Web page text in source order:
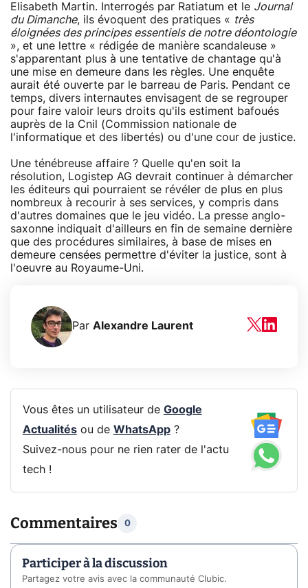
Elisabeth Martin. Interrogés par Ratiatum et le Journal
du Dimanche, ils évoquent des pratiques « très
éloignées des principes essentiels de notre déontologie
», et une lettre « rédigée de manière scandaleuse »
s'apparentant plus à une tentative de chantage qu'à
une mise en demeure dans les règles. Une enquête
aurait été ouverte par le barreau de Paris. Pendant ce
temps, divers internautes envisagent de se regrouper
pour faire valoir leurs droits qu'ils estiment bafoués
auprès de la Cnil (Commission nationale de
l'informatique et des libertés) ou d'une cour de justice.
Une ténébreuse affaire ? Quelle qu'en soit la
résolution, Logistep AG devrait continuer à démarcher
les éditeurs qui pourraient se révéler de plus en plus
nombreux à recourir à ses services, y compris dans
d'autres domaines que le jeu vidéo. La presse anglo-
saxonne indiquait d'ailleurs en fin de semaine dernière
que des procédures similaires, à base de mises en
demeure censées permettre d'éviter la justice, sont à
l'oeuvre au Royaume-Uni.
Par Alexandre Laurent
Vous êtes un utilisateur de Google
Actualitésou de WhatsApp?
Suivez-nous pour ne rien rater de l'actu
tech !
Commentaires 0
Participer à la discussion
Partagez votre avis avec la communauté Clubic.